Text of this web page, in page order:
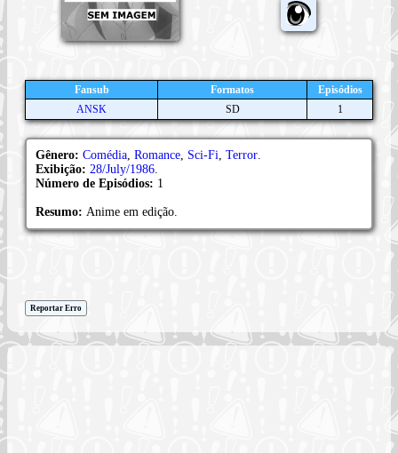
Fansub Formatos
Episódios
ANSK
SD 1
Gênero: Comédia Romance Sci-Fi Terror
Exibição: 28/July/1986
Número de Episódios: 1
Resumo: Anime em edição.
Reportar Erro